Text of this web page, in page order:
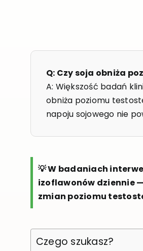
Q: Czy soja obniża
A: Większość badań
obniża poziomu
napoju sojowego nie
💡 W badaniach
izoflawonów dziennie
zmian poziomu
Czego szukasz?